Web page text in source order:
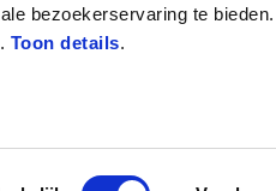
bezoekerservaring te
Toon details.